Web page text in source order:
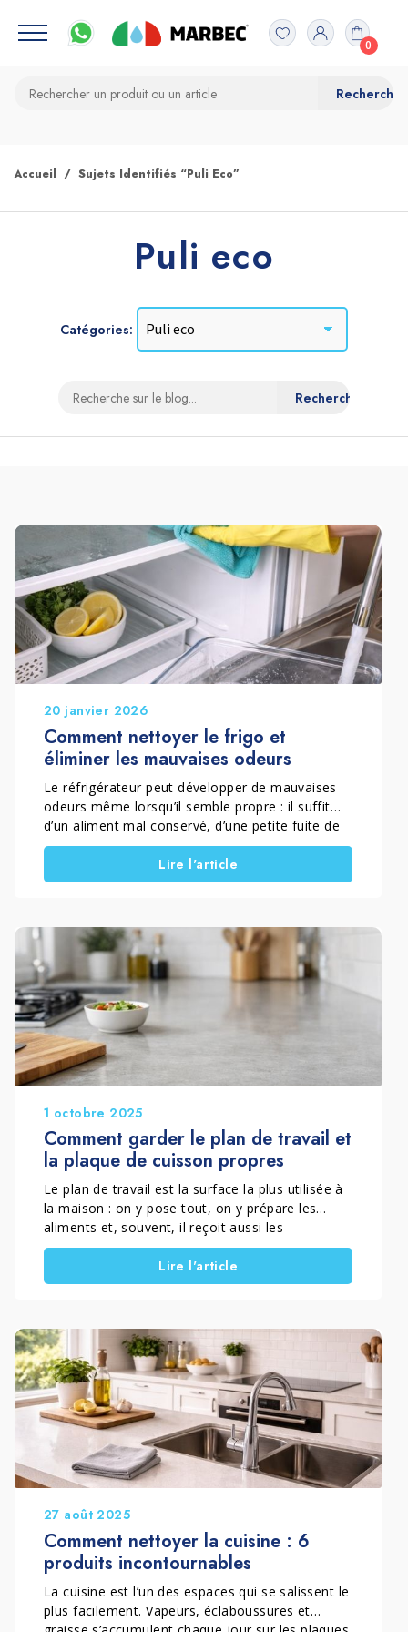
0
Accueil Sujets Identifiés “Puli Eco”
Puli eco
Catégories:
20 janvier 2026
Comment nettoyer le frigo et
éliminer les mauvaises odeurs
Le réfrigérateur peut développer de mauvaises
odeurs même lorsqu’il semble propre : il suffit
d’un aliment mal conservé, d’une petite fuite de
liquide, de la condensation interne ou de la
saleté dans les joints pour créer une odeur
persistante. Dans ces cas-là, il ne sert à rien de
et bien fait.
Dans ce guide, vous trouverez une méthode
simple et complète pour nettoyer l’intérieur du
frigo, éliminer les mauvaises odeurs et éviter
qu’elles ne reviennent. De plus, vous découvrirez
des astuces pratiques et une solution écologique
pour un nettoyage plus efficace.
Lire l'article
1 octobre 2025
Comment garder le plan de travail et
la plaque de cuisson propres
Le plan de travail est la surface la plus utilisée à
la maison : on y pose tout, on y prépare les
aliments et, souvent, il reçoit aussi les
éclaboussures pendant la cuisson. Le problème,
c’est que si l’on n’intervient pas régulièrement,
des voiles de graisse, des traces, des taches et
Dans ce guide, vous trouverez une méthode
simple pour garder le plan de travail propre,
nettoyer correctement une plaque de cuisson à
gaz ou une plaque à induction, et choisir les
solutions les plus adaptées selon le matériau.
Lire l'article
27 août 2025
Comment nettoyer la cuisine : 6
produits incontournables
La cuisine est l’un des espaces qui se salissent le
plus facilement. Vapeurs, éclaboussures et